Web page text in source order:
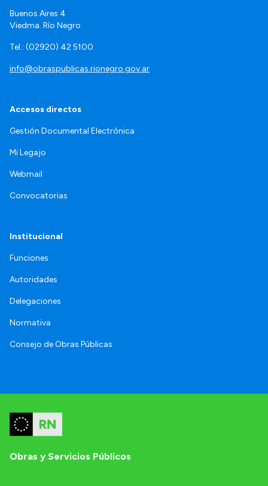
Buenos Aires 4
Viedma. Río Negro
Tel.: (02920) 42 5100
info@obraspublicas.rionegro.gov.ar
Accesos directos
Gestión Documental Electrónica
Mi Legajo
Webmail
Convocatorias
Institucional
Funciones
Autoridades
Delegaciones
Normativa
Consejo de Obras Públicas
Obras y Servicios Públicos